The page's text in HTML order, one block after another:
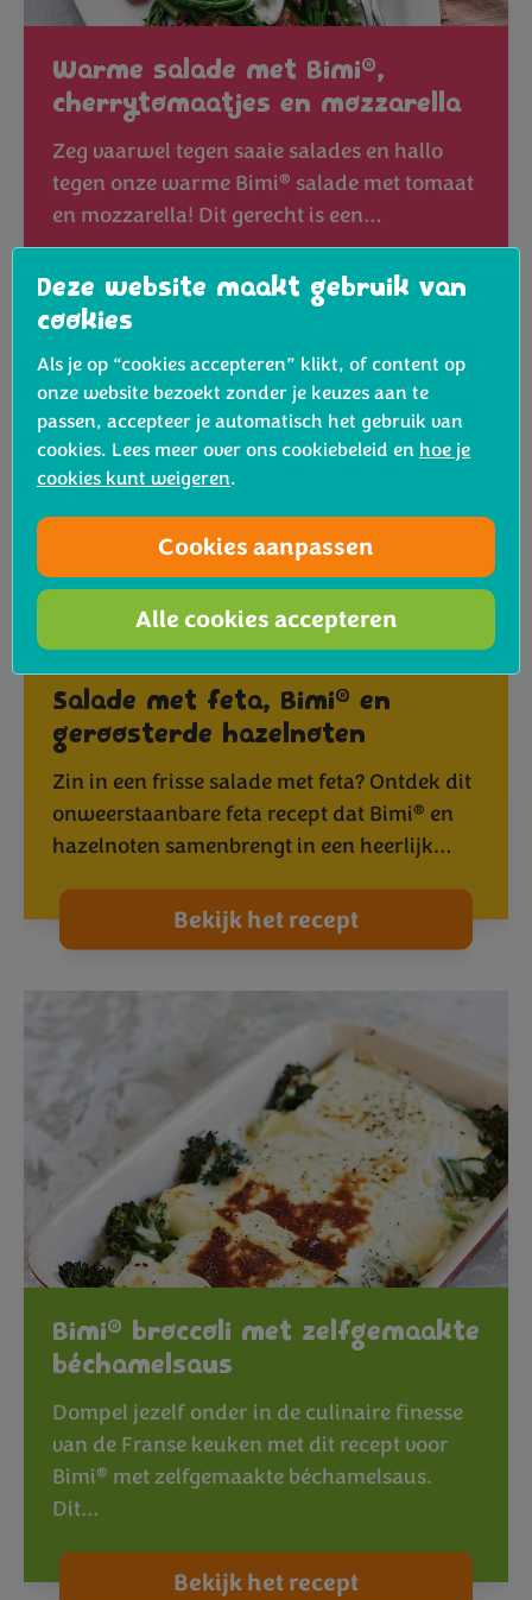
Warme salade met Bimi®,
cherrytomaatjes en mozzarella
Zeg vaarwel tegen saaie salades en hallo
tegen onze warme Bimi® salade met tomaat
en mozzarella! Dit gerecht is een…
Bekijk het recept
Salade met feta, Bimi® en
geroosterde hazelnoten
Zin in een frisse salade met feta? Ontdek dit
onweerstaanbare feta recept dat Bimi® en
hazelnoten samenbrengt in een heerlijk…
Bekijk het recept
Bimi® broccoli met zelfgemaakte
béchamelsaus
Dompel jezelf onder in de culinaire finesse
van de Franse keuken met dit recept voor
Bimi® met zelfgemaakte béchamelsaus.
Dit…
Bekijk het recept
Deze website maakt gebruik van
cookies
Als je op “cookies accepteren” klikt, of content op
onze website bezoekt zonder je keuzes aan te
passen, accepteer je automatisch het gebruik van
cookies. Lees meer over ons cookiebeleid en hoe je
cookies kunt weigeren.
Cookies aanpassen
Alle cookies accepteren